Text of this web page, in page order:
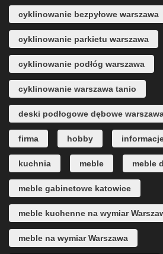
cyklinowanie bezpyłowe warszawa
cyklinowanie parkietu warszawa
cyklinowanie podłóg warszawa
cyklinowanie warszawa tanio
deski podłogowe dębowe
firma hobby
kuchnia meble meble
meble gabinetowe katowice
meble kuchenne na wymiar
meble na wymiar Warszawa